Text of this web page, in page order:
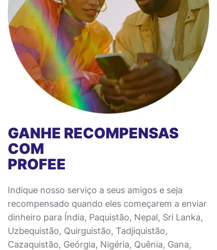
GANHE RECOMPENSAS
COM
PROFEE
Indique nosso serviço a seus amigos e seja
recompensado quando eles começarem a enviar
dinheiro para Índia, Paquistão, Nepal, Sri Lanka,
Uzbequistão, Quirguistão, Tadjiquistão,
Cazaquistão, Geórgia, Nigéria, Quênia, Gana,